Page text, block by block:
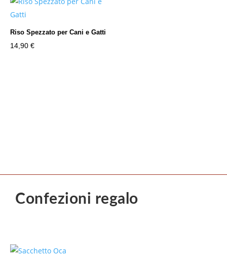
Riso Spezzato per Cani e Gatti
14,90 €
Confezioni regalo